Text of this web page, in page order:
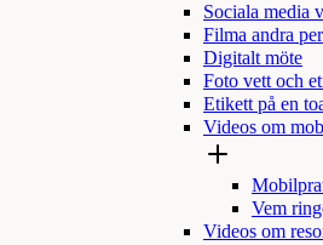
Sociala media
Filma andra
Digitalt möte
Foto vett och
Etikett på en
Videos om
Vem
Videos om